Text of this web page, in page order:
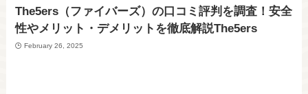
The5ers（ファイバーズ）の口コミ評判を調査！安全
性やメリット・デメリットを徹底解説The5ers
February 26, 2025